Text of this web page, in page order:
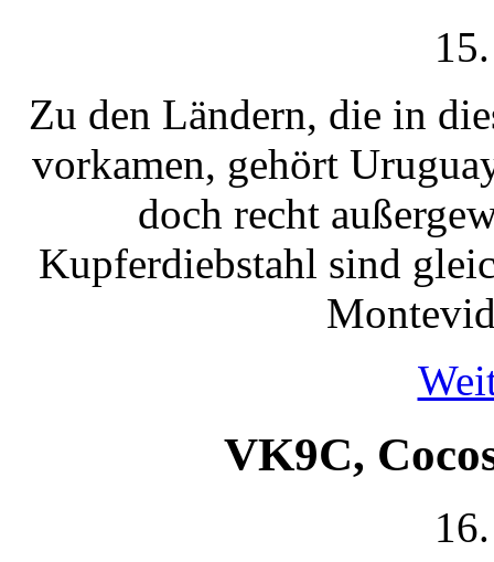
Zu den Ländern, die in
vorkamen, gehört
doch recht
Kupferdiebstahl sind
VK9C,